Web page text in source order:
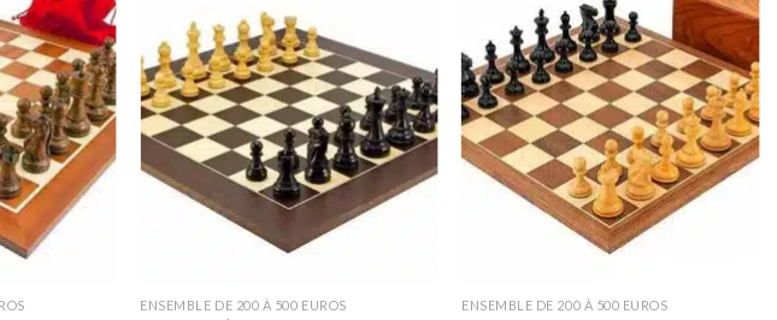
ENSEMBLE DE 200 À 500 EUROS ENSEMBLE DE 200 À 500 EUROS